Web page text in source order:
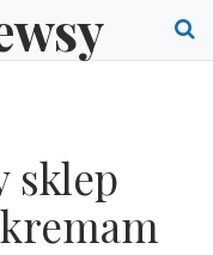
sklep